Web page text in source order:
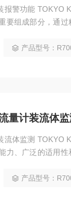
报警功能 TOKYO
要组成部分，通
计的操作界面设
产品型号：
量计装流体监
流体监测 TOKYO
力、广泛的适用
还是气体，如空
产品型号：